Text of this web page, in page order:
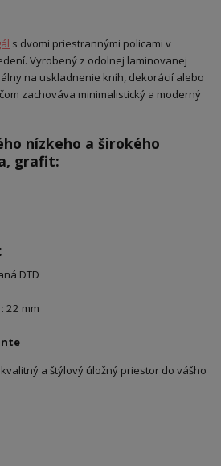
s dvomi priestrannými policami v
Vyrobený z odolnej laminovanej
na uskladnenie kníh, dekorácií alebo
zachováva minimalistický a moderný
nízkeho a širokého
grafit:
DTD
22 mm
a štýlový úložný priestor do vášho